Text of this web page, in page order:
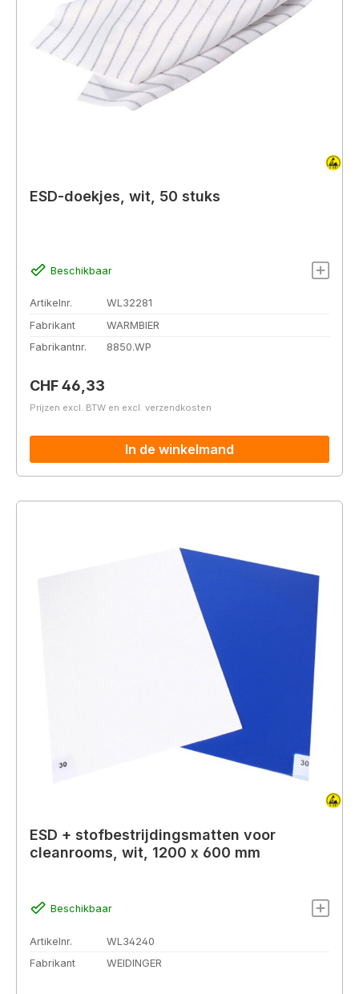
ESD-doekjes, wit, 50 stuks
Beschikbaar
Artikelnr.
WL32281
Fabrikant
WARMBIER
Fabrikantnr.
8850.WP
Normale prijs:
CHF 46,33
Prijzen excl. BTW en excl. verzendkosten
In de winkelmand
ESD + stofbestrijdingsmatten voor
cleanrooms, wit, 1200 x 600 mm
Beschikbaar
Artikelnr.
WL34240
Fabrikant
WEIDINGER